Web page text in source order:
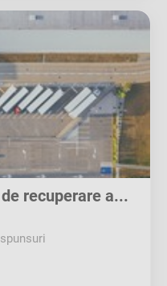
recuperare a...